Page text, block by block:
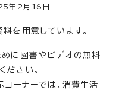
年2月 16 日
を用意しています。
に図書やビデオの無料
ださい。
コーナーでは、消費生活